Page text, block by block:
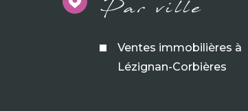
Par ville
Ventes immobilières à
Lézignan-Corbières